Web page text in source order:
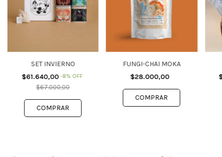
SET INVIERNO
$61.640,00 -8% OFF
$67.000,00
FUNGI-CHAI MOKA
$28.000,00